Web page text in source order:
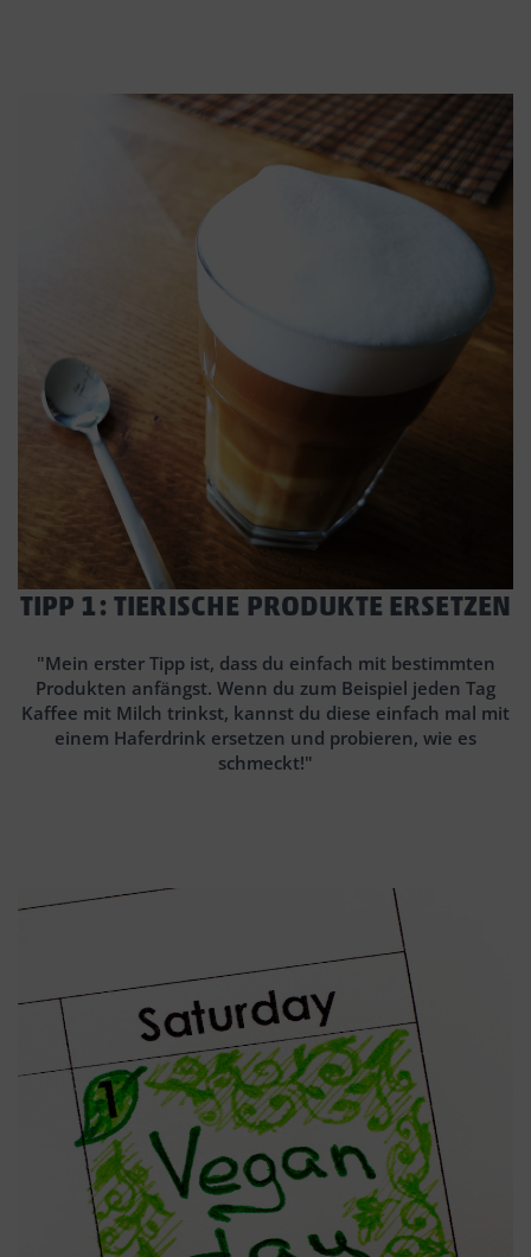
TIPP 1: TIERISCHE PRODUKTE ERSETZEN
"Mein erster Tipp ist, dass du einfach mit bestimmten
Produkten anfängst. Wenn du zum Beispiel jeden Tag
Kaffee mit Milch trinkst, kannst du diese einfach mal mit
einem Haferdrink ersetzen und probieren, wie es
schmeckt!"